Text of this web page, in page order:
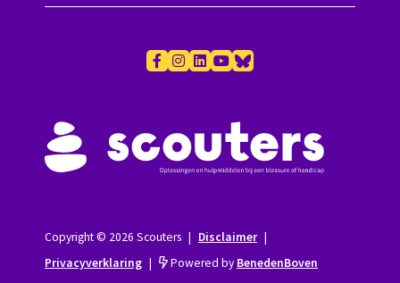
Copyright © 2026 Scouters | Disclaimer |
Privacyverklaring | Powered by BenedenBoven